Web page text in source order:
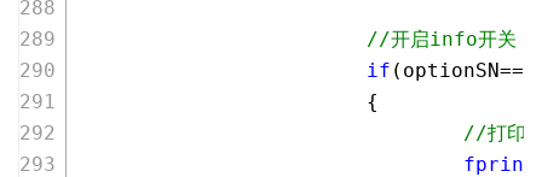
//开启info开关
if (optionSN==
                        {
//打印